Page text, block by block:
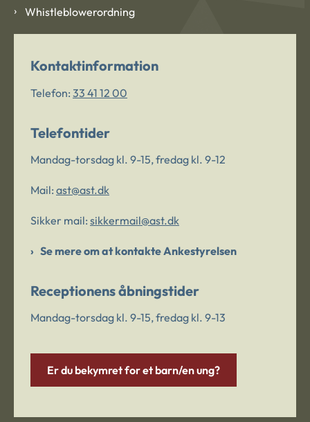
Whistleblowerordning
Kontaktinformation
Telefon: 33 41 12 00
Telefontider
Mandag-torsdag kl. 9-15, fredag kl. 9-12
Mail: ast@ast.dk
Sikker mail: sikkermail@ast.dk
Se mere om at kontakte Ankestyrelsen
Receptionens åbningstider
Mandag-torsdag kl. 9-15, fredag kl. 9-13
Er du bekymret for et barn/en ung?